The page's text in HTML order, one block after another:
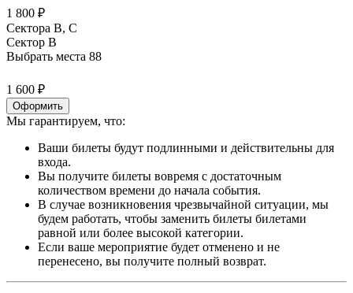
1 800 ₽
Сектора B, С
Сектор B
Выбрать места 88
1 600 ₽
Оформить
Мы гарантируем, что:
Ваши билеты будут подлинными и действительны для
входа.
Вы получите билеты вовремя с достаточным
количеством времени до начала события.
В случае возникновения чрезвычайной ситуации, мы
будем работать, чтобы заменить билеты билетами
равной или более высокой категории.
Если ваше мероприятие будет отменено и не
перенесено, вы получите полный возврат.